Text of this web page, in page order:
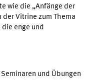
wie die „Anfänge der
Vitrine zum Thema
enge und
und Übungen